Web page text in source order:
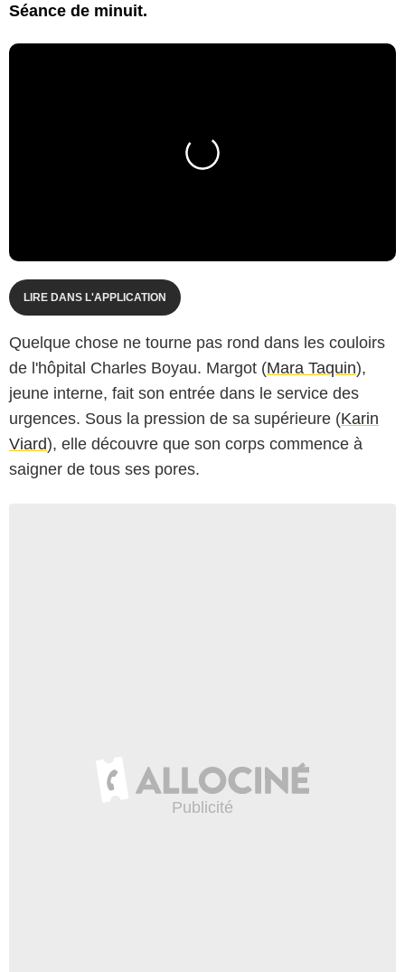
Séance de minuit.
LIRE DANS L'APPLICATION
Quelque chose ne tourne pas rond dans les couloirs
de l'hôpital Charles Boyau. Margot (Mara Taquin),
jeune interne, fait son entrée dans le service des
urgences. Sous la pression de sa supérieure (Karin
Viard), elle découvre que son corps commence à
saigner de tous ses pores.